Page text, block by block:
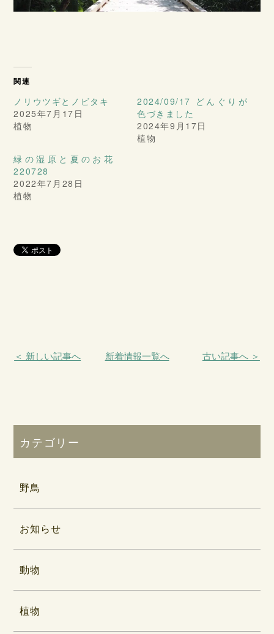
関連
ノリウツギとノビタキ
2025年7月17日
植物
2024/09/17 どんぐりが
色づきました
2024年9月17日
植物
緑の湿原と夏のお花
220728
2022年7月28日
植物
＜ 新しい記事へ 新着情報一覧へ 古い記事へ ＞
カテゴリー
野鳥
お知らせ
動物
植物